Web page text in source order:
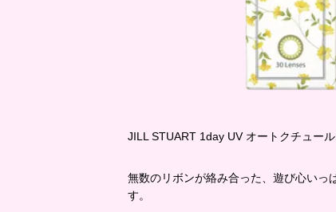
JILL STUART 1day UV オートクチュー
無数のリボンが絡み合った、遊び心いっ
す。